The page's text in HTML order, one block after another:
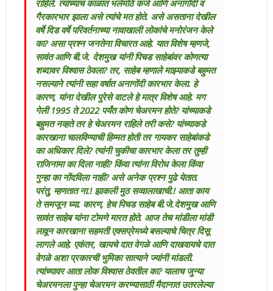
राहिले. त्यांच्याच काळात भलेमोठे कर्ज आणि अनागोंदी व
गैरकारभार झाला असे त्यांचे मत होते. असे असताना देखील
वर्षे दिड वर्षे परिवर्तनाच्या नावाखाली लोकांचे मनोरंजन केले
का? असा प्रश्न जनतेना विचारत आहे. यात विशेष म्हणजे,
सावंत आणि बी.जे. देशमुख यांनी पिचड साहेबांवर कोणत्या
शब्दावर विश्वास ठेवला? तर, साहेब म्हणाले माझ्याकडे बहुमत
नसल्याने त्यांनी सहा वर्षात अनागोंदी कारभार केला. हे
कारण, यांना देखील पुरेसे वाटले हे मात्र विशेष आहे. मग
गेली 1995 ते 2022 पर्यंत कोण चेअरमन होते? यांच्याकडे
बहुमत नव्हते तर हे चेअरमन राहिले तरी कसे? यांच्याकडे
कारखाना चालविण्याची हिम्मत होती तर गायकर साहेबांकडे
का अधिकार दिले? त्यांनी चुकीचा कारभार केला तर तुम्ही
राजिनामा का दिला नाही? किंवा त्यांना विरोध केला किंवा
गुन्हा का नोंदविला नाही? असे अनेक प्रश्न पुढे येतात.
परंतु, म्हणतात ना.! झाकली मुठ सव्वालाखाची.! आता काय
ते समजून घ्या. कारण, हेच पिचड साहेब बी.जे.देशमुख आणि
सावंत साहेब यांना टोमणे मारत होते. आज तेच मांडीला मांडी
लावून कारखाना सहमती एक्सप्रेमध्ये बसल्याचे चित्र दिसू
लागले आहे. एकंतर, खायचे दात वेगळे आणि दाखवायचे दात
वेगळे अशा प्रकारची भुमिका सात्याने ज्यांनी मांडली.
त्यांच्यावर आता लोक विश्वास ठेवतील का? यालाच जुन्या
चेअरमनला पुन्हा चेअरमन करण्यासाठी मैदानात उतरलेल्या